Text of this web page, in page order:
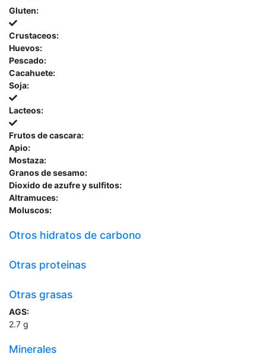
Gluten:
Crustaceos:
Huevos:
Pescado:
Cacahuete:
Soja:
Lacteos:
Frutos de cascara:
Apio:
Mostaza:
Granos de sesamo:
Dioxido de azufre y sulfitos:
Altramuces:
Moluscos:
Otros hidratos de carbono
Otras proteinas
Otras grasas
AGS:
2.7 g
Minerales